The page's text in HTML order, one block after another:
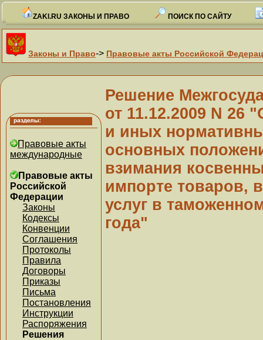
ZAKI.RU ЗАКОНЫ И ПРАВО ПОИСК ПО САЙТУ
Законы и Право-> Правовые акты Российской
Правовые акты
международные
Правовые акты
Российской
Федерации
Законы
Кодексы
Конвенции
Соглашения
Протоколы
Правила
Договоры
Приказы
Письма
Постановления
Инструкции
Распоряжения
Решения
Решение
от 11.12.2009 N 26
и иных
основных
взимания
импорте товаров,
услуг в
года"